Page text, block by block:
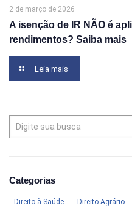
2 de março de 2026
A isenção de IR NÃO é
rendimentos? Saiba mais
Leia mais
Categorias
Direito à Saúde Direito Agrário